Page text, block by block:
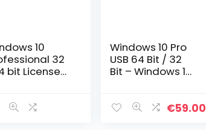
10
32
bit License
Windows 10 Pro
USB 64 Bit / 32
Bit – Windows 10
Flash Drive – for 1
€59.00